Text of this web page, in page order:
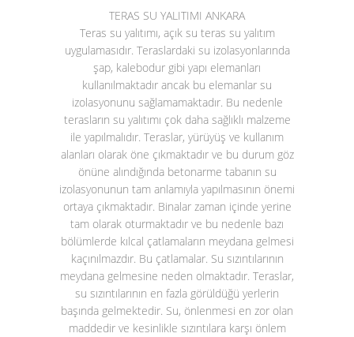
TERAS SU YALITIMI ANKARA
Teras su yalıtımı, açık su teras su yalıtım
uygulamasıdır. Teraslardaki su izolasyonlarında
şap, kalebodur gibi yapı elemanları
kullanılmaktadır ancak bu elemanlar su
izolasyonunu sağlamamaktadır. Bu nedenle
terasların su yalıtımı çok daha sağlıklı malzeme
ile yapılmalıdır. Teraslar, yürüyüş ve kullanım
alanları olarak öne çıkmaktadır ve bu durum göz
önüne alındığında betonarme tabanın su
izolasyonunun tam anlamıyla yapılmasının önemi
ortaya çıkmaktadır. Binalar zaman içinde yerine
tam olarak oturmaktadır ve bu nedenle bazı
bölümlerde kılcal çatlamaların meydana gelmesi
kaçınılmazdır. Bu çatlamalar. Su sızıntılarının
meydana gelmesine neden olmaktadır. Teraslar,
su sızıntılarının en fazla görüldüğü yerlerin
başında gelmektedir. Su, önlenmesi en zor olan
maddedir ve kesinlikle sızıntılara karşı önlem